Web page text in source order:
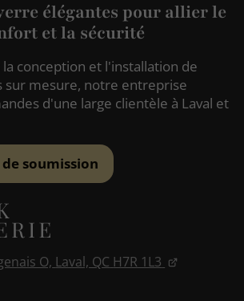
O, Laval, QC H7R 1L3
élégantes pour allier le
et la sécurité
la conception et l'installation de
sur mesure, notre entreprise
d'une large clientèle à Laval et
soumission